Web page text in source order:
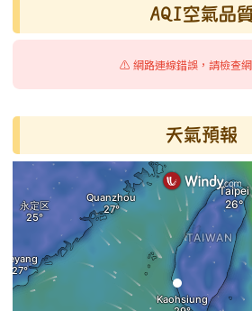
AQI空氣品
⚠️ 網路連線錯誤，請檢查
天氣預報